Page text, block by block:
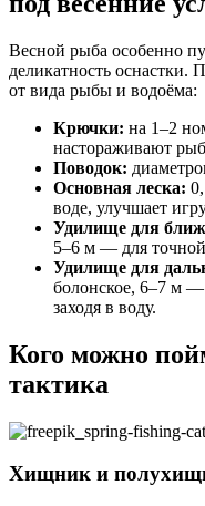
Весной рыба особенно
деликатность оснастки.
от вида рыбы и водоёма:
Крючки: на 1–2
настораживают
Поводок:
Основная леска:
воде, улучшает
Удилище для
5–6 м — для точной
Удилище для
болонское, 6–7 м —
заходя в воду.
Кого можно
тактика
Хищник и